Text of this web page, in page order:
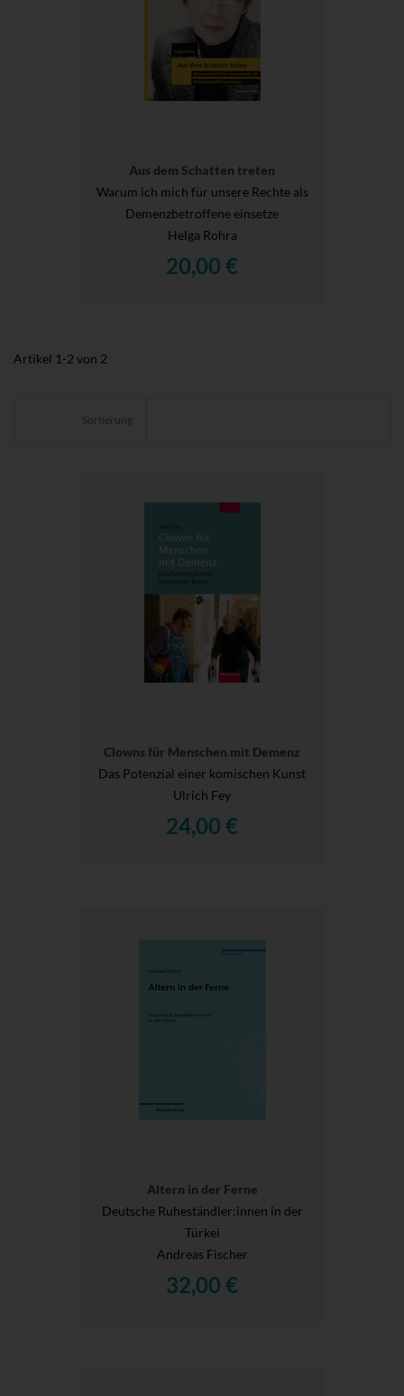
Aus dem Schatten treten
Warum ich mich für unsere Rechte als
Demenzbetroffene einsetze
Helga Rohra
20,00 €
Artikel 1 -2 von 2
Sortierung
Clowns für Menschen mit Demenz
Das Potenzial einer komischen Kunst
Ulrich Fey
24,00 €
Altern in der Ferne
Deutsche Ruheständler:innen in der
Türkei
Andreas Fischer
32,00 €